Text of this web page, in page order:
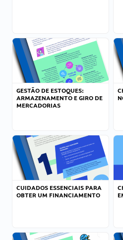
GESTÃO DE ESTOQUES:
ARMAZENAMENTO E GIRO DE
MERCADORIAS
CUIDADOS ESSENCIAIS PARA
OBTER UM FINANCIAMENTO